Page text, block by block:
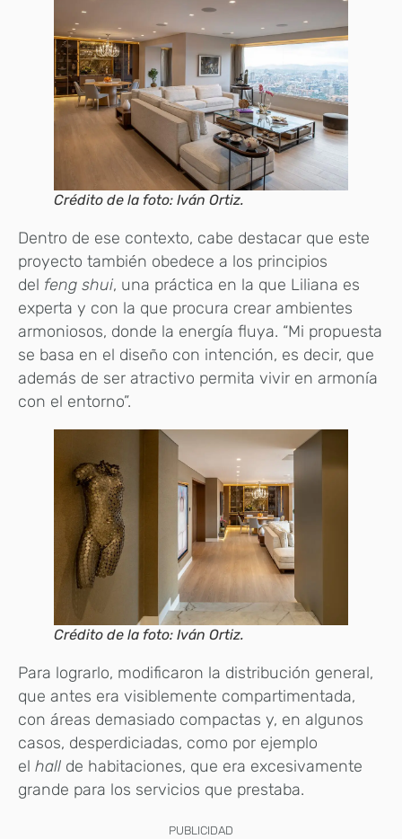
Crédito de la foto: Iván Ortiz.
Dentro de ese contexto, cabe destacar que este
proyecto también obedece a los principios
del feng shui, una práctica en la que Liliana es
experta y con la que procura crear ambientes
armoniosos, donde la energía fluya. “Mi propuesta
se basa en el diseño con intención, es decir, que
además de ser atractivo permita vivir en armonía
con el entorno”.
Crédito de la foto: Iván Ortiz.
Para lograrlo, modificaron la distribución general,
que antes era visiblemente compartimentada,
con áreas demasiado compactas y, en algunos
casos, desperdiciadas, como por ejemplo
el hall de habitaciones, que era excesivamente
grande para los servicios que prestaba.
PUBLICIDAD